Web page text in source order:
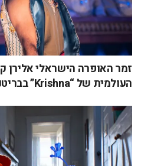
זמר האופרה הישראלי אלירן
העולמית של “Krishna” בבריטניה